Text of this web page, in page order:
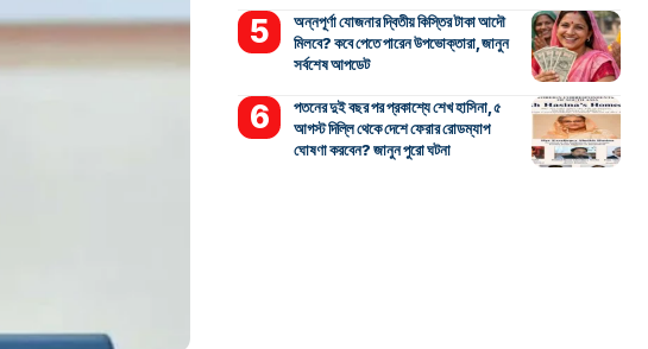
অন্নপূর্ণা যোজনার দ্বিতীয় কিস্তির টাকা আদৌ
মিলবে? কবে পেতে পারেন উপভোক্তারা, জানুন
সর্বশেষ আপডেট
পতনের দুই বছর পর প্রকাশ্যে শেখ হাসিনা, ৫
আগস্ট দিল্লি থেকে দেশে ফেরার রোডম্যাপ
ঘোষণা করবেন? জানুন পুরো ঘটনা